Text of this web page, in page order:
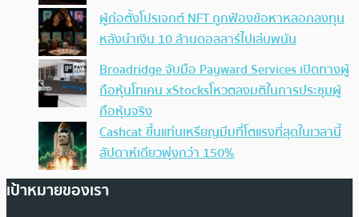
ผู้ก่อตั้งโปรเจกต์ NFT ถูกฟ้องข้อหาหลอกลงทุน
หลังนำเงิน 10 ล้านดอลลาร์ไปเล่นพนัน
Broadridge จับมือ Payward Services เปิดทางผู้
ถือหุ้นโทเคน xStocksโหวตลงมติในการประชุมผู้
ถือหุ้นจริง
Cashcat ขึ้นแท่นเหรียญมีมที่โตแรงที่สุดในเวลานี้
สัปดาห์เดียวพุ่งกว่า 150%
เป้าหมายของเรา